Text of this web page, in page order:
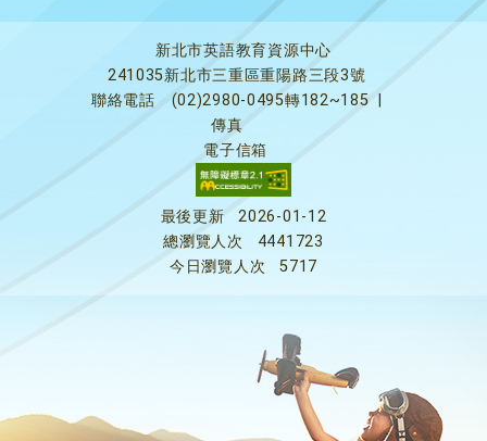
新北市英語教育資源中心
241035新北市三重區重陽路三段3號
聯絡電話
(02)2980-0495轉182~185
傳真
電子信箱
最後更新
2026-01-12
總瀏覽人次
4441723
今日瀏覽人次
5717